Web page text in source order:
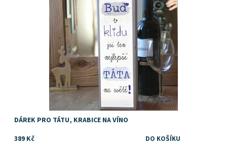
DÁREK PRO TÁTU, KRABICE NA VÍNO
389 Kč